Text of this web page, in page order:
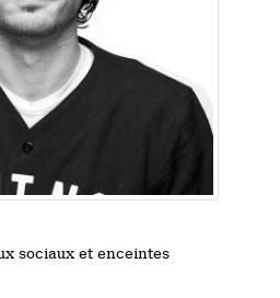
sociaux et enceintes